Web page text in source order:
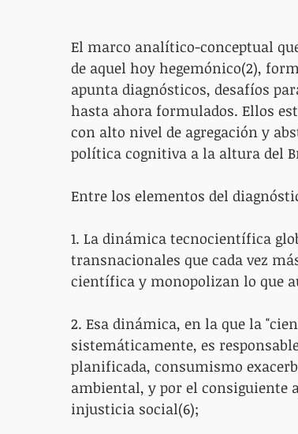
El marco analítico-conceptual
de aquel hoy hegemónico(2),
apunta diagnósticos, desafíos
hasta ahora formulados. Ellos
con alto nivel de agregación y
política cognitiva a la altura del
Entre los elementos del
1. La dinámica tecnocientífica
transnacionales que cada vez
científica y monopolizan lo que
2. Esa dinámica, en la que la
sistemáticamente, es
planificada, consumismo
ambiental, y por el consiguiente
injusticia social(6);